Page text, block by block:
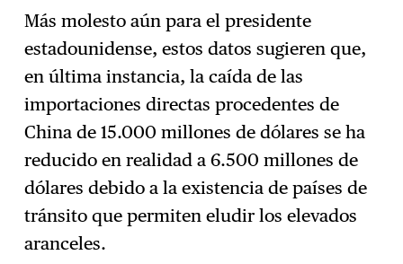
Más molesto aún para el presidente
estadounidense, estos datos sugieren que,
en última instancia, la caída de las
importaciones directas procedentes de
China de 15.000 millones de dólares se ha
reducido en realidad a 6.500 millones de
dólares debido a la existencia de países de
tránsito que permiten eludir los elevados
aranceles.